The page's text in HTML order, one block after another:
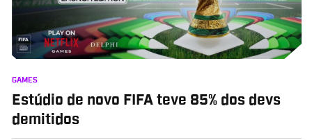
GAMES
Estúdio de novo FIFA teve 85% dos devs
demitidos